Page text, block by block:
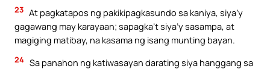
23 At pagkatapos ng pakikipagkasundo sa kaniya, siya’y
gagawang may karayaan; sapagka’t siya’y sasampa, at
magiging matibay, na kasama ng isang munting bayan.
24 Sa panahon ng katiwasayan darating siya hanggang sa